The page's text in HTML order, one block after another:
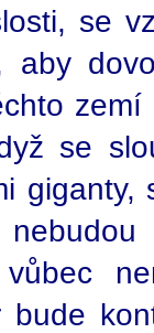
se
aby
se